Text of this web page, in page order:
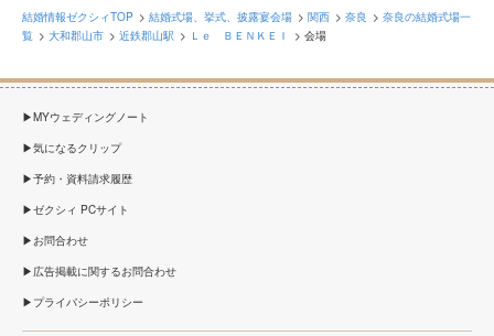
結婚情報ゼクシィTOP 結婚式場、挙式、披露宴会場 関西 奈良
奈良の結婚式場一
覧
大和郡山市 近鉄郡山駅 Ｌｅ ＢＥＮＫＥＩ 会場
MYウェディングノート
気になるクリップ
予約・資料請求履歴
ゼクシィ PCサイト
お問合わせ
広告掲載に関するお問合わせ
プライバシーポリシー